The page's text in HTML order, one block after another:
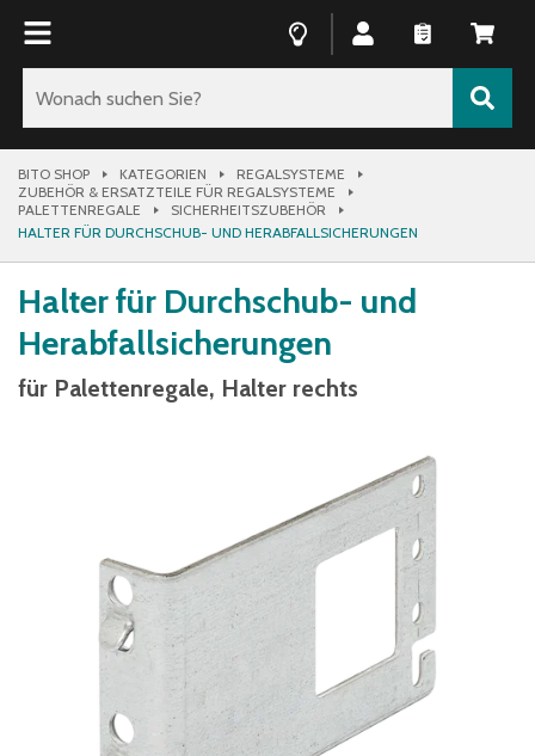
BITO SHOP KATEGORIEN
REGALSYSTEME
ZUBEHÖR & ERSATZTEILE FÜR REGALSYSTEME
PALETTENREGALE
SICHERHEITSZUBEHÖR
HALTER FÜR DURCHSCHUB- UND HERABFALLSICHERUNGEN
Halter für Durchschub- und
Herabfallsicherungen
für Palettenregale, Halter rechts